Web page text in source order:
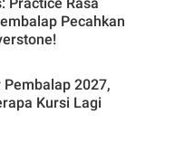
Pecahkan
2027,
Kursi Lagi